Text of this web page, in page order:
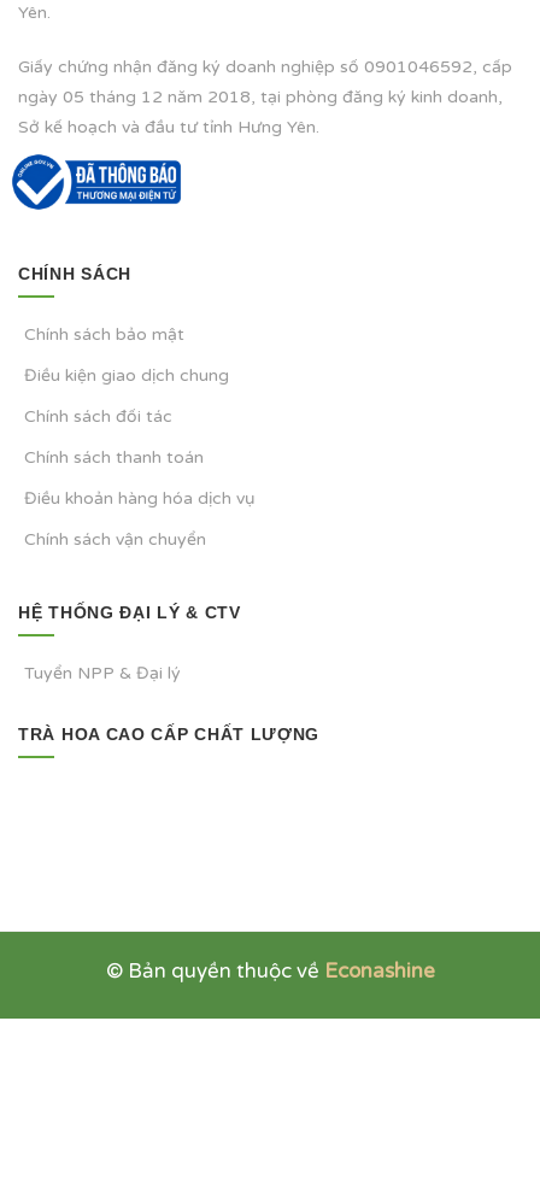
Yên.
Giấy chứng nhận đăng ký doanh nghiệp số 0901046592, cấp
ngày 05 tháng 12 năm 2018, tại phòng đăng ký kinh doanh,
Sở kế hoạch và đầu tư tỉnh Hưng Yên.
CHÍNH SÁCH
Chính sách bảo mật
Điều kiện giao dịch chung
Chính sách đối tác
Chính sách thanh toán
Điều khoản hàng hóa dịch vụ
Chính sách vận chuyển
HỆ THỐNG ĐẠI LÝ & CTV
Tuyển NPP & Đại lý
TRÀ HOA CAO CẤP CHẤT LƯỢNG
© Bản quyền thuộc về Econashine